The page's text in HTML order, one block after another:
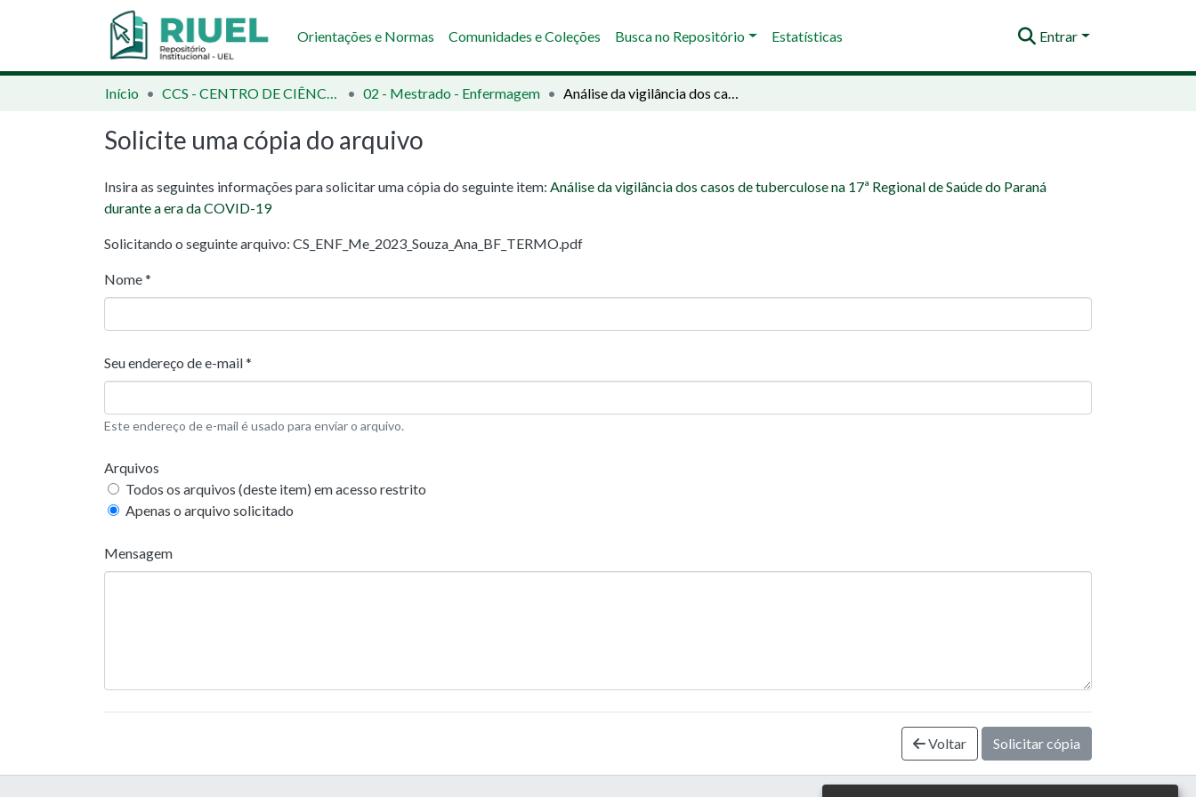
Orientações e Normas Comunidades e Coleções Busca no Repositório Estatísticas Entrar
Início CCS - CENTRO DE CIÊNCIAS DA SAÚDE 02 - Mestrado - Enfermagem Análise da vigilância dos casos de tuberculose na 17ª Regional de Saúde do Paraná durante a era da COVID-19
Solicite uma cópia do arquivo
Insira as seguintes informações para solicitar uma cópia do seguinte item: Análise da vigilância dos casos de tuberculose na 17ª Regional de Saúde do Paraná
durante a era da COVID-19
Solicitando o seguinte arquivo: CS_ENF_Me_2023_Souza_Ana_BF_TERMO.pdf
Nome *
Seu endereço de e-mail *
Este endereço de e-mail é usado para enviar o arquivo.
Arquivos
Todos os arquivos (deste item) em acesso restrito
Apenas o arquivo solicitado
Mensagem
Voltar Solicitar cópia